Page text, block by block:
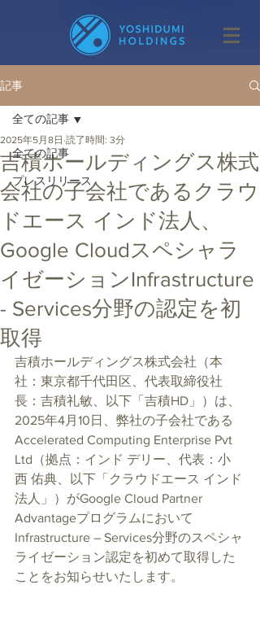
記事
全ての記事
プレスリリース
全ての記事
吉積ホールディングス株式
会社の子会社であるクラウ
ドエース インド法人、
Google Cloudスペシャラ
イゼーションInfrastructure
- Services分野の認定を初
取得
2025年5月8日 読了時間: 3分
吉積ホールディングス株式会社（本
社：東京都千代田区、代表取締役社
長：吉積礼敏、以下「吉積HD」）は、
2025年4月10日、弊社の子会社である
Accelerated Computing Enterprise Pvt
Ltd（拠点：インド デリー、代表：小
西 佑典、以下「クラウドエース インド
法人」）がGoogle Cloud Partner
Advantageプログラムにおいて
Infrastructure – Services分野のスペシャ
ライゼーション認定を初めて取得した
ことをお知らせいたします。